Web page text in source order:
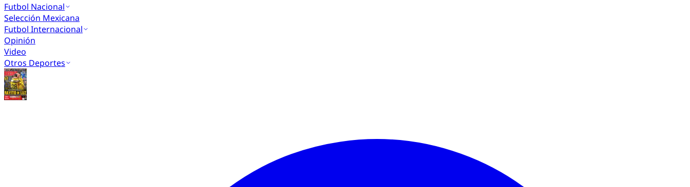
Futbol Nacional
Selección Mexicana
Futbol Internacional
Opinión
Video
Otros Deportes